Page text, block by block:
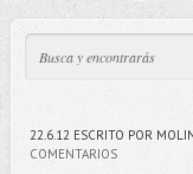
22.6.12 ESCRITO POR
COMENTARIOS